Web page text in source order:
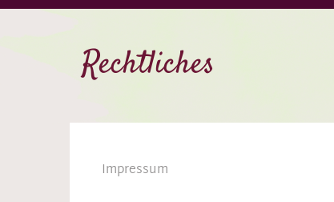
Rechtliches
Impressum